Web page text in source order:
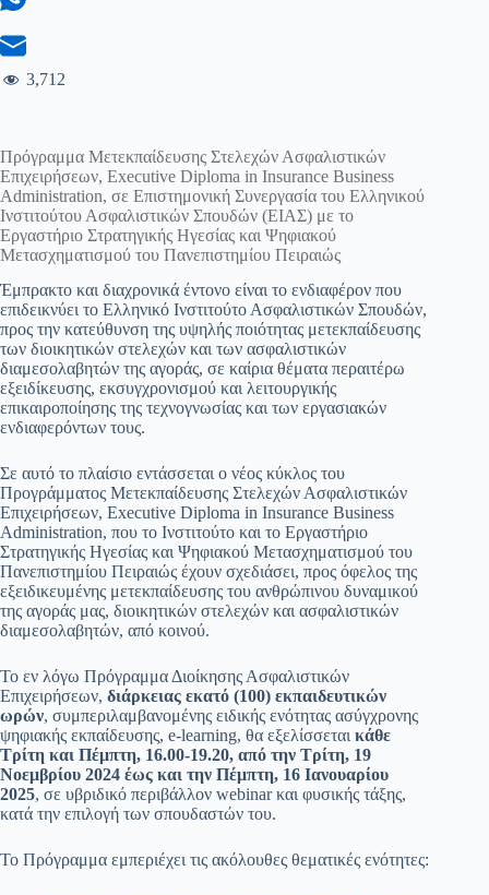
3,712
Πρόγραμμα Μετεκπαίδευσης Στελεχών Ασφαλιστικών
Επιχειρήσεων, Executive Diploma in Insurance Business
Administration, σε Επιστημονική Συνεργασία του Ελληνικού
Ινστιτούτου Ασφαλιστικών Σπουδών (ΕΙΑΣ) με το
Εργαστήριο Στρατηγικής Ηγεσίας και Ψηφιακού
Μετασχηματισμού του Πανεπιστημίου Πειραιώς
Έμπρακτο και διαχρονικά έντονο είναι το ενδιαφέρον που
επιδεικνύει το Ελληνικό Ινστιτούτο Ασφαλιστικών Σπουδών,
προς την κατεύθυνση της υψηλής ποιότητας μετεκπαίδευσης
των διοικητικών στελεχών και των ασφαλιστικών
διαμεσολαβητών της αγοράς, σε καίρια θέματα περαιτέρω
εξειδίκευσης, εκσυγχρονισμού και λειτουργικής
επικαιροποίησης της τεχνογνωσίας και των εργασιακών
ενδιαφερόντων τους.
Σε αυτό το πλαίσιο εντάσσεται ο νέος κύκλος του
Προγράμματος Μετεκπαίδευσης Στελεχών Ασφαλιστικών
Επιχειρήσεων, Executive Diploma in Insurance Business
Administration, που το Ινστιτούτο και το Εργαστήριο
Στρατηγικής Ηγεσίας και Ψηφιακού Μετασχηματισμού του
Πανεπιστημίου Πειραιώς έχουν σχεδιάσει, προς όφελος της
εξειδικευμένης μετεκπαίδευσης του ανθρώπινου δυναμικού
της αγοράς μας, διοικητικών στελεχών και ασφαλιστικών
διαμεσολαβητών, από κοινού.
Το εν λόγω Πρόγραμμα Διοίκησης Ασφαλιστικών
Επιχειρήσεων, διάρκειας εκατό (100) εκπαιδευτικών
ωρών, συμπεριλαμβανομένης ειδικής ενότητας ασύγχρονης
ψηφιακής εκπαίδευσης, e-learning, θα εξελίσσεται κάθε
Τρίτη και Πέμπτη, 16.00-19.20, από την Τρίτη, 19
Νοεμβρίου 2024 έως και την Πέμπτη, 16 Ιανουαρίου
2025, σε υβριδικό περιβάλλον webinar και φυσικής τάξης,
κατά την επιλογή των σπουδαστών του.
Το Πρόγραμμα εμπεριέχει τις ακόλουθες θεματικές ενότητες: